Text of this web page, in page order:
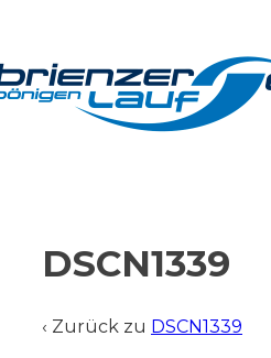
Inhalt
DSCN1339
‹ Zurück zu DSCN1339